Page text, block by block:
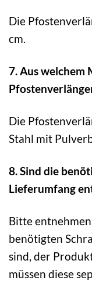
Die
cm.
7. Aus welchem
Die
Stahl mit
8. Sind die
Lieferumfang
Bitte
benötigten
sind, der
müssen diese